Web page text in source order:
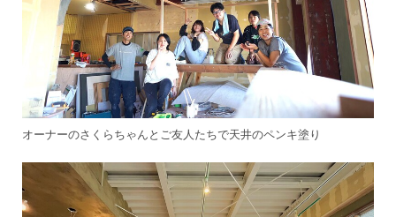
オーナーのさくらちゃんとご友人たちで天井のペンキ塗り